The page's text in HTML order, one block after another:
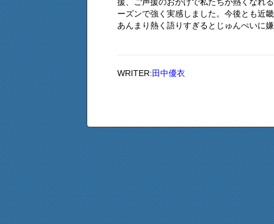
ーズンで強く実感しました。今後とも近
あんまり熱く語りすぎるとじゅんぺいに
WRITER:田中優衣